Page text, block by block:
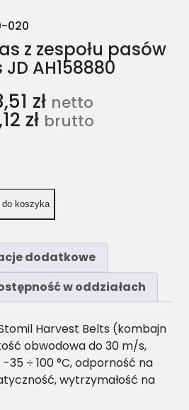
020
z zespołu pasów
AH158880
zł netto
zł brutto
do koszyka
dodatkowe
w oddziałach
Harvest Belts (kombajn
obwodowa do 30 m/s,
÷ 100 °C, odporność na
wytrzymałość na